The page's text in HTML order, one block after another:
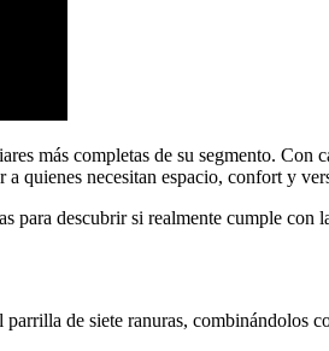
más completas de su segmento.
quienes necesitan espacio, confort y
para descubrir si realmente cumple con
de siete ranuras, combinándolos